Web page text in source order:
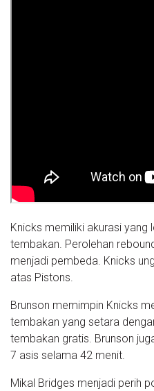
Knicks memiliki akurasi yang
tembakan. Perolehan
menjadi pembeda. Knicks
atas Pistons.
Brunson memimpin Knicks
tembakan yang setara
tembakan gratis. Brunson
7 asis selama 42 menit.
Mikal Bridges menjadi perih